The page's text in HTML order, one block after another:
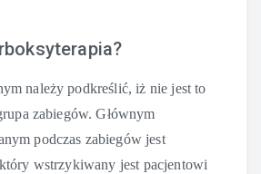
należy podkreślić, iż nie jest to
zabiegów. Głównym
podczas zabiegów jest
wstrzykiwany jest pacjentowi